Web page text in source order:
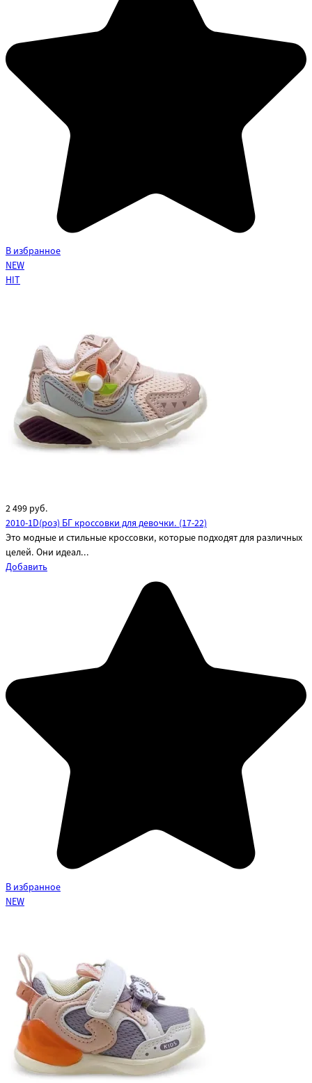
В избранное
NEW
HIT
2 499 руб.
2010-1D(роз) БГ кроссовки для девочки. (17-22)
Это модные и стильные кроссовки, которые подходят для различных
целей. Они идеал...
Добавить
В избранное
NEW